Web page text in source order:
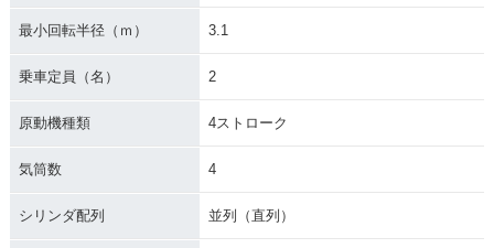
最小回転半径（ｍ） 3.1
乗車定員（名） 2
原動機種類 4ストローク
気筒数 4
シリンダ配列 並列（直列）